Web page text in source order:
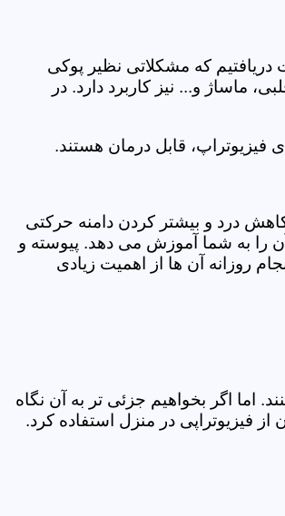
دریافتیم که مشکلاتی نظیر پوکی
و... نیز کاربرد دارد. در
قابل درمان هستند.
درد و بیشتر کردن دامنه حرکتی
را به شما آموزش می دهد. پیوسته و
روزانه آن ها از اهمیت زیادی
اما اگر بخواهیم جزئی تر به آن نگاه
در منزل استفاده کرد.